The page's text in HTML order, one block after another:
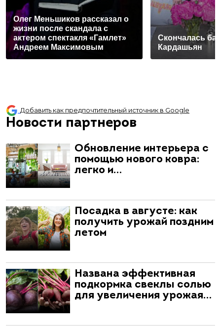
Олег Меньшиков рассказал о
жизни после скандала с
актером спектакля «Гамлет»
Андреем Максимовым
Скончалась
Кардашьян
Добавить как предпочтительный источник в Google
Новости партнеров
Обновление интерьера с
помощью нового ковра:
легко и…
Посадка в августе: как
получить урожай поздним
летом
Названа эффективная
подкормка свеклы солью
для увеличения урожая…